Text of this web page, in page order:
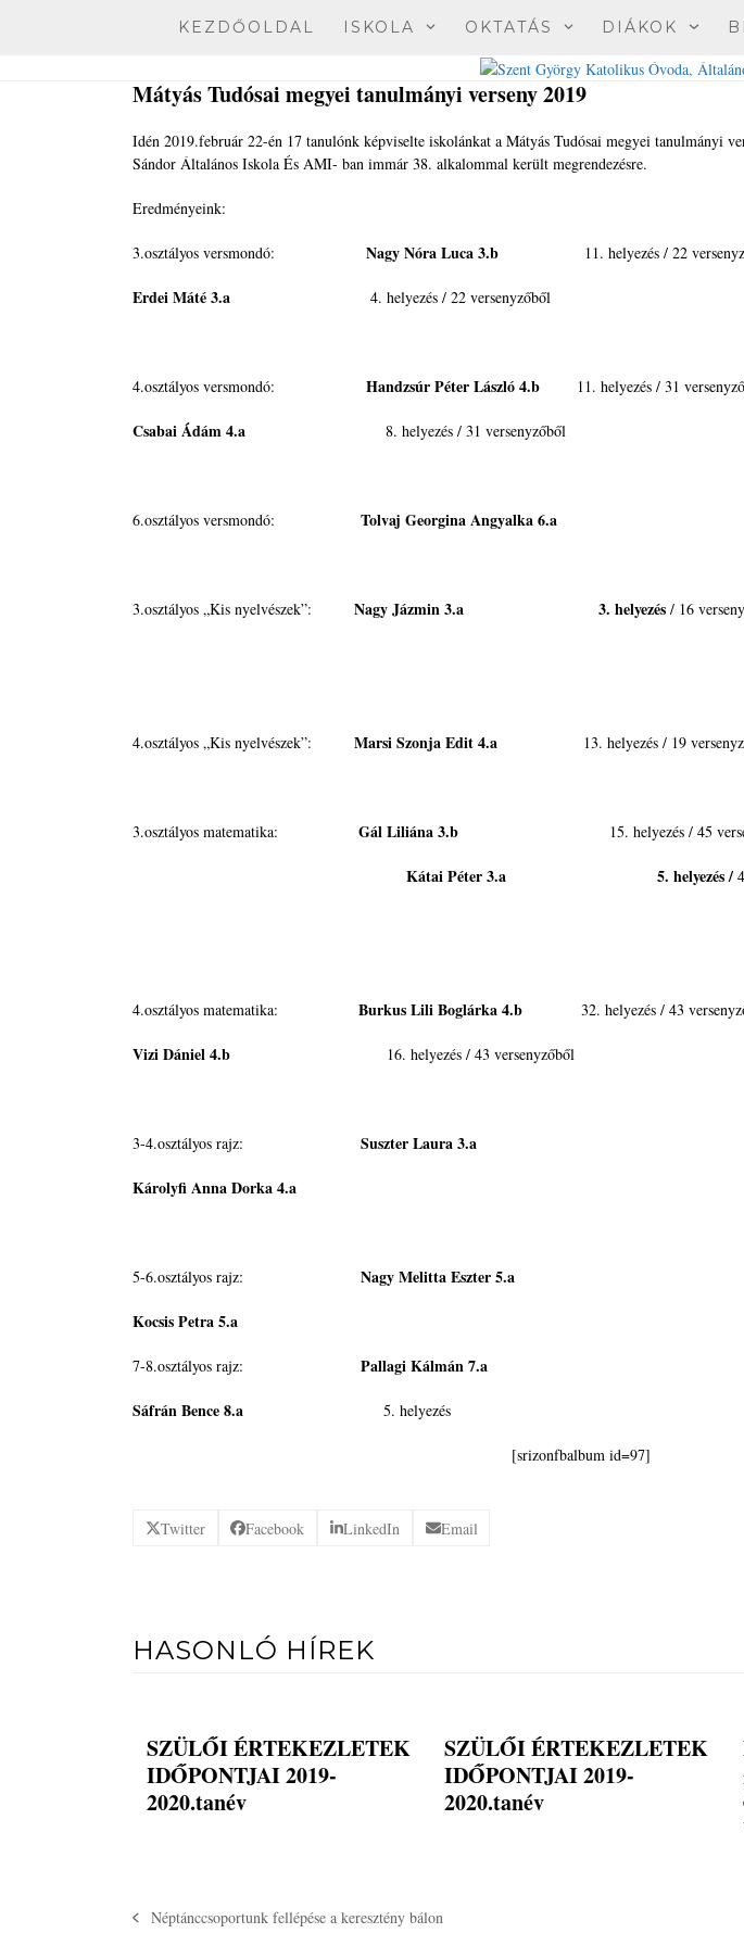
KEZDŐOLDAL ISKOLA OKTATÁS DIÁKOK
Mátyás Tudósai megyei tanulmányi verseny 2019
Idén 2019.február 22-én 17 tanulónk képviselte iskolánkat a Mátyás Tudósai megyei tanulmányi
Sándor Általános Iskola És AMI- ban immár 38. alkalommal került megrendezésre.
Eredményeink:
3.osztályos versmondó: Nagy Nóra Luca 3.b 11. helyezés / 22
Erdei Máté 3.a 4. helyezés / 22 versenyzőből
4.osztályos versmondó: Handzsúr Péter László 4.b 11. helyezés / 31
Csabai Ádám 4.a 8. helyezés / 31 versenyzőből
6.osztályos versmondó: Tolvaj Georgina Angyalka 6.a
3.osztályos „Kis nyelvészek”: Nagy Jázmin 3.a 3. helyezés / 16
4.osztályos „Kis nyelvészek”: Marsi Szonja Edit 4.a 13. helyezés / 19
3.osztályos matematika: Gál Liliána 3.b 15. helyezés / 45
Kátai Péter 3.a 5. helyezés /
4.osztályos matematika: Burkus Lili Boglárka 4.b 32. helyezés / 43
Vizi Dániel 4.b 16. helyezés / 43 versenyzőből
3-4.osztályos rajz: Suszter Laura 3.a
Károlyfi Anna Dorka 4.a
5-6.osztályos rajz: Nagy Melitta Eszter 5.a
Kocsis Petra 5.a
7-8.osztályos rajz: Pallagi Kálmán 7.a
Sáfrán Bence 8.a 5. helyezés
[srizonfbalbum id=97]
Twitter Facebook LinkedIn Email
HASONLÓ HÍREK
SZÜLŐI ÉRTEKEZLETEK
IDŐPONTJAI 2019-
2020.tanév
SZÜLŐI ÉRTEKEZLETEK
IDŐPONTJAI 2019-
2020.tanév
previous
Néptánccsoportunk fellépése a keresztény bálon